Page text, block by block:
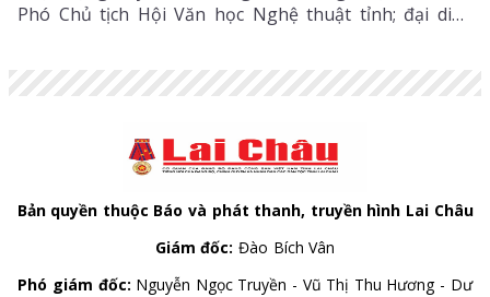
Phó Chủ tịch Hội Văn học Nghệ thuật tỉnh; đại diện
Bản quyền thuộc Báo và phát thanh, truyền hình Lai Châu
Giám đốc: Đào Bích Vân
Phó giám đốc: Nguyễn Ngọc Truyền - Vũ Thị Thu Hương - Dư